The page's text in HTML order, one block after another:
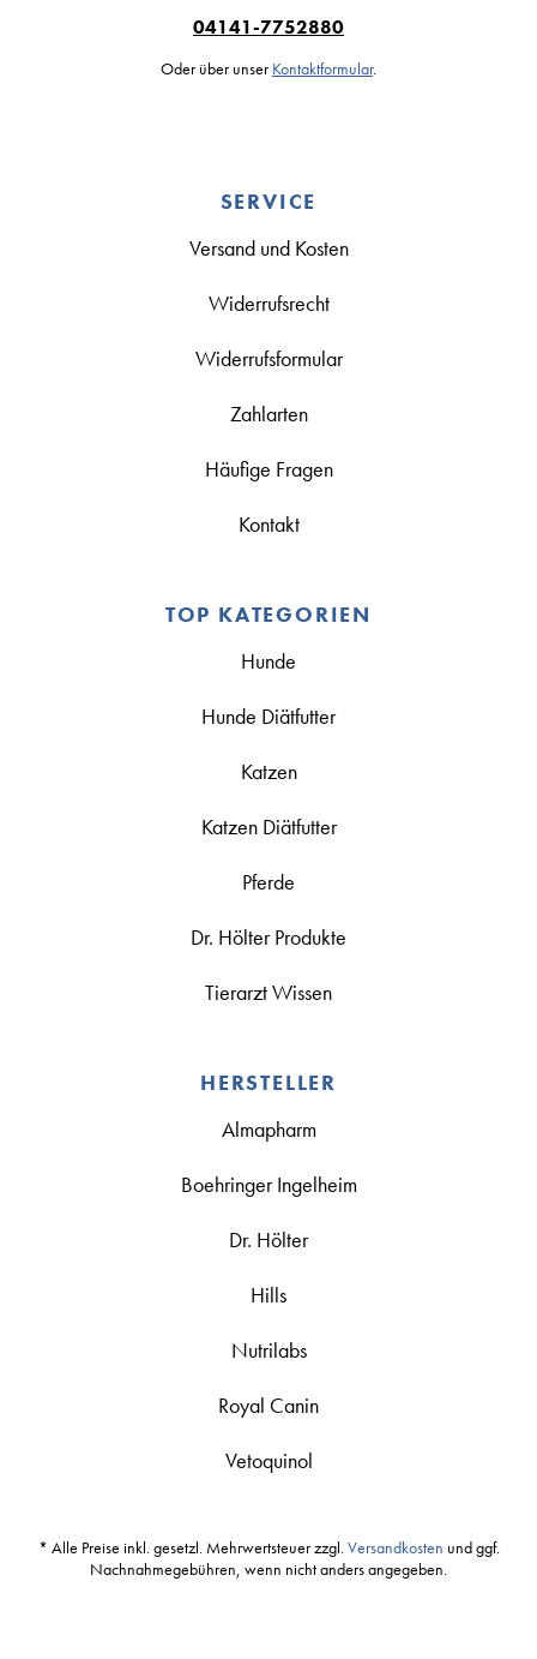
04141-7752880
Oder über unser Kontaktformular.
SERVICE
Versand und Kosten
Widerrufsrecht
Widerrufsformular
Zahlarten
Häufige Fragen
Kontakt
TOP KATEGORIEN
Hunde
Hunde Diätfutter
Katzen
Katzen Diätfutter
Pferde
Dr. Hölter Produkte
Tierarzt Wissen
HERSTELLER
Almapharm
Boehringer Ingelheim
Dr. Hölter
Hills
Nutrilabs
Royal Canin
Vetoquinol
* Alle Preise inkl. gesetzl. Mehrwertsteuer zzgl.Versandkosten und ggf.
Nachnahmegebühren, wenn nicht anders angegeben.